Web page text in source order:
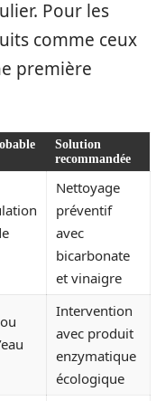
Pour les
comme ceux
première
Solution
recommandée
Nettoyage
préventif
avec
bicarbonate
et vinaigre
Intervention
avec produit
enzymatique
écologique